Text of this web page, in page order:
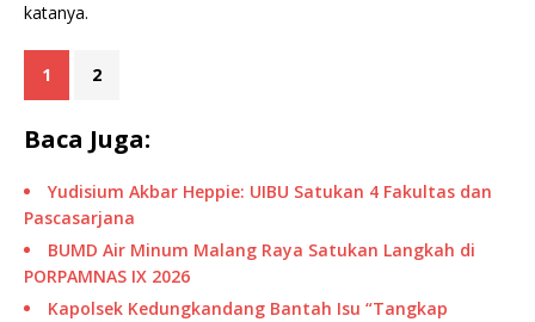
katanya.
1 2
Baca Juga:
Yudisium Akbar Heppie: UIBU Satukan 4 Fakultas dan
Pascasarjana
BUMD Air Minum Malang Raya Satukan Langkah di
PORPAMNAS IX 2026
Kapolsek Kedungkandang Bantah Isu “Tangkap